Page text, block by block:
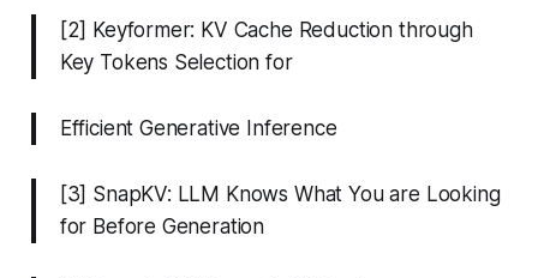
[2] Keyformer: KV Cache Reduction through
Key Tokens Selection for
Efficient Generative Inference
[3] SnapKV: LLM Knows What You are Looking
for Before Generation